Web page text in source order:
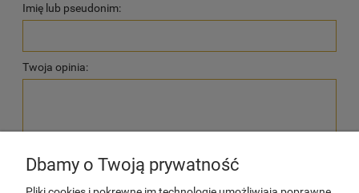
Imię lub pseudonim:
Twoja opinia:
Dbamy o Twoją prywatność